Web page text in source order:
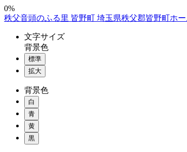
コ
ン
0%
秩父音頭のふる里 皆野町 埼玉県秩父郡皆野町ホ
文字サイズ
背景色
標準
拡大
背景色
白
青
黄
黒